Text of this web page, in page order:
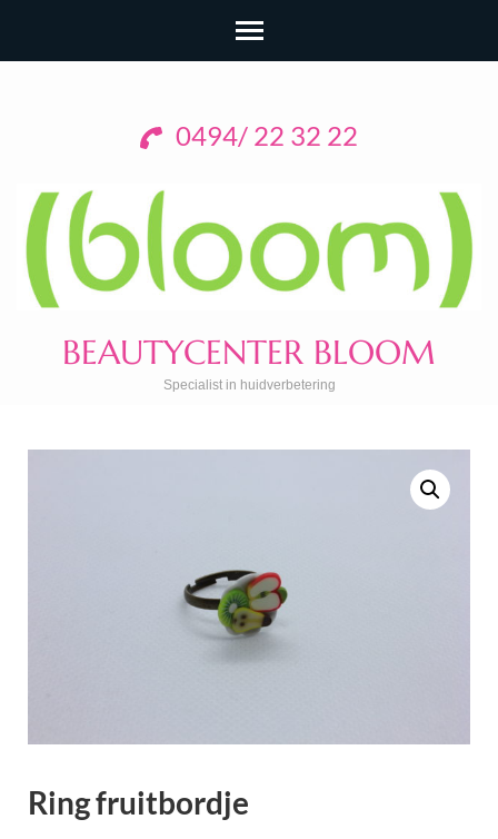
0494/ 22 32 22
BEAUTYCENTER BLOOM
Specialist in huidverbetering
Ring fruitbordje